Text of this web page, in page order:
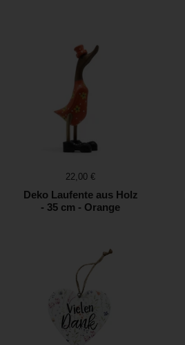
Preis:
22,00 €
Deko Laufente aus Holz
- 35 cm - Orange